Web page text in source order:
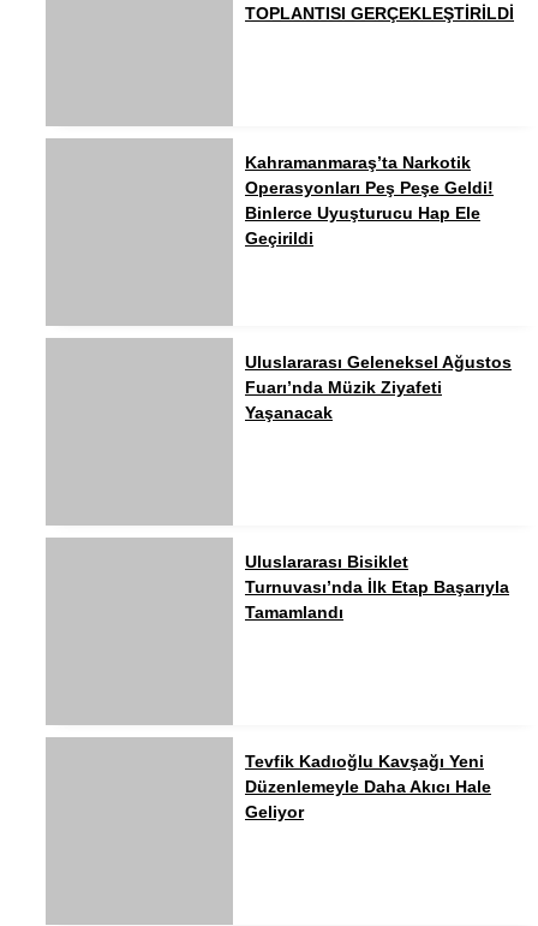
TOPLANTISI GERÇEKLEŞTİRİLDİ
Kahramanmaraş’ta Narkotik
Operasyonları Peş Peşe Geldi!
Binlerce Uyuşturucu Hap Ele
Geçirildi
Uluslararası Geleneksel Ağustos
Fuarı’nda Müzik Ziyafeti
Yaşanacak
Uluslararası Bisiklet
Turnuvası’nda İlk Etap Başarıyla
Tamamlandı
Tevfik Kadıoğlu Kavşağı Yeni
Düzenlemeyle Daha Akıcı Hale
Geliyor